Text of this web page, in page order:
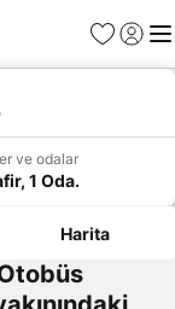
Favoriler
Giriş
ve odalar
1 Oda.
Harita